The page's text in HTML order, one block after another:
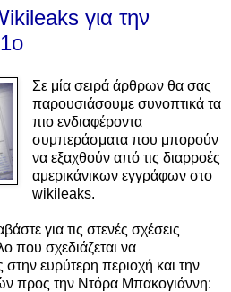
για την
Σε μία σειρά άρθρων θα σας
παρουσιάσουμε συνοπτικά τα
πιο ενδιαφέροντα
συμπεράσματα που μπορούν
να εξαχθούν από τις διαρροές
αμερικάνικων εγγράφων στο
wikileaks.
για τις στενές σχέσεις
που σχεδιάζεται να
ευρύτερη περιοχή και την
προς την Ντόρα Μπακογιάννη: